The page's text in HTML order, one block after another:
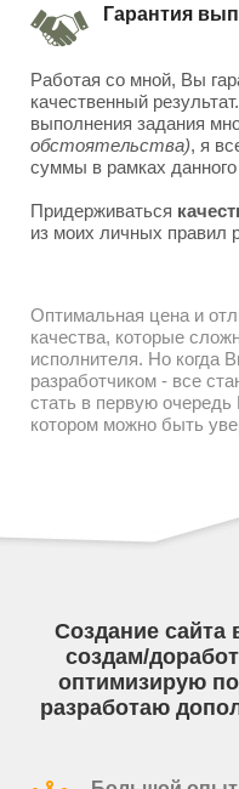
Гарантия
Работая со мной, Вы
качественный
выполнения задания
обстоятельства), я
суммы в рамках данного
Придерживаться
из моих личных правил
Оптимальная цена и
качества, которые
исполнителя. Но когда
разработчиком - все
стать в первую
котором можно быть
Создание сайта
создам/
оптимизирую
разработаю